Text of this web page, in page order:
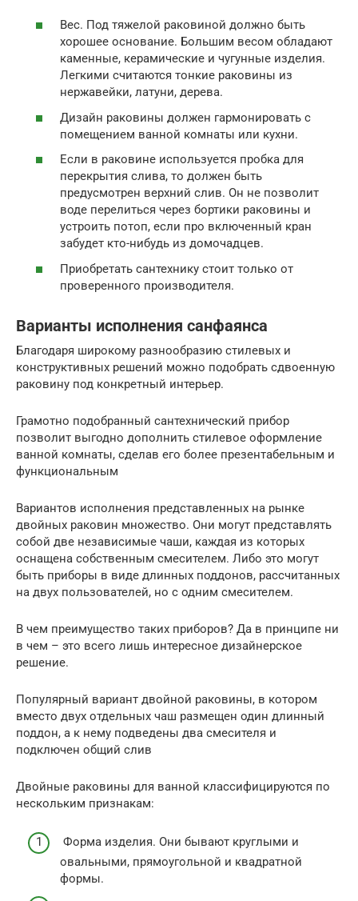
Вес. Под тяжелой раковиной должно быть
хорошее основание. Большим весом обладают
каменные, керамические и чугунные изделия.
Легкими считаются тонкие раковины из
нержавейки, латуни, дерева.
Дизайн раковины должен гармонировать с
помещением ванной комнаты или кухни.
Если в раковине используется пробка для
перекрытия слива, то должен быть
предусмотрен верхний слив. Он не позволит
воде перелиться через бортики раковины и
устроить потоп, если про включенный кран
забудет кто-нибудь из домочадцев.
Приобретать сантехнику стоит только от
проверенного производителя.
Варианты исполнения санфаянса
Благодаря широкому разнообразию стилевых и
конструктивных решений можно подобрать сдвоенную
раковину под конкретный интерьер.
Грамотно подобранный сантехнический прибор
позволит выгодно дополнить стилевое оформление
ванной комнаты, сделав его более презентабельным и
функциональным
Вариантов исполнения представленных на рынке
двойных раковин множество. Они могут представлять
собой две независимые чаши, каждая из которых
оснащена собственным смесителем. Либо это могут
быть приборы в виде длинных поддонов, рассчитанных
на двух пользователей, но с одним смесителем.
В чем преимущество таких приборов? Да в принципе ни
в чем – это всего лишь интересное дизайнерское
решение.
Популярный вариант двойной раковины, в котором
вместо двух отдельных чаш размещен один длинный
поддон, а к нему подведены два смесителя и
подключен общий слив
Двойные раковины для ванной классифицируются по
нескольким признакам:
Форма изделия. Они бывают круглыми и
овальными, прямоугольной и квадратной
формы.